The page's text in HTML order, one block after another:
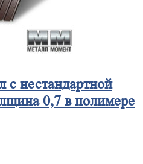
нестандартной
0,7 в полимере